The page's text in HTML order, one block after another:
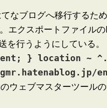
なブログへ移行するた
エクスポートファイル
を行うようにしている。
} location
ウェブマスターツール